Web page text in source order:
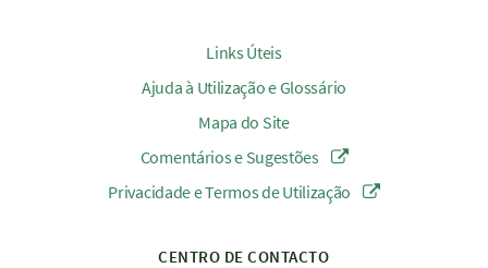
Links Úteis
Ajuda à Utilização e Glossário
Mapa do Site
Comentários e Sugestões
Privacidade e Termos de Utilização
CENTRO DE CONTACTO